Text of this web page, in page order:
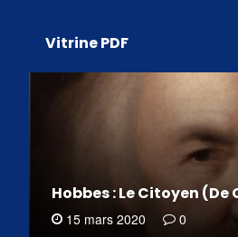
Vitrine PDF
Hobbes : Le Citoyen (De
15 mars 2020 0